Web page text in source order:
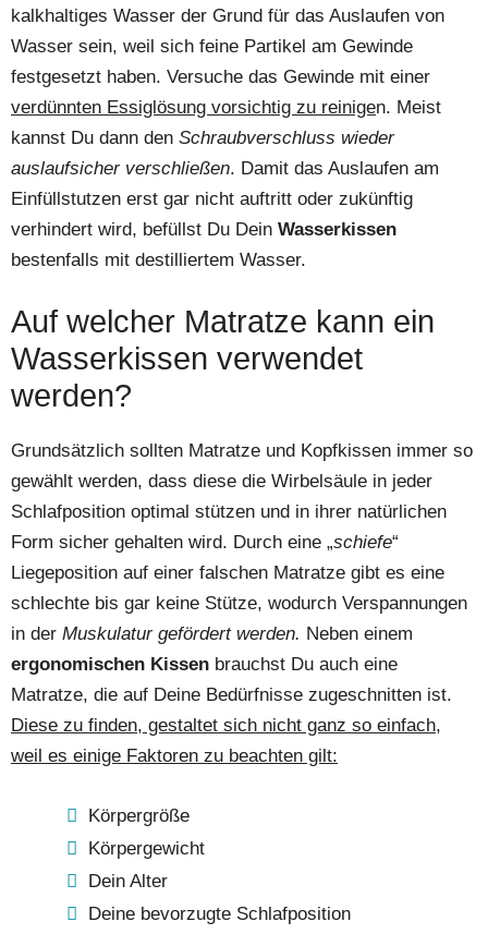
kalkhaltiges Wasser der Grund für das Auslaufen von
Wasser sein, weil sich feine Partikel am Gewinde
festgesetzt haben. Versuche das Gewinde mit einer
verdünnten Essiglösung vorsichtig zu reinigen. Meist
kannst Du dann den Schraubverschluss wieder
auslaufsicher verschließen. Damit das Auslaufen am
Einfüllstutzen erst gar nicht auftritt oder zukünftig
verhindert wird, befüllst Du Dein Wasserkissen
bestenfalls mit destilliertem Wasser.
Auf welcher Matratze kann ein
Wasserkissen verwendet
werden?
Grundsätzlich sollten Matratze und Kopfkissen immer so
gewählt werden, dass diese die Wirbelsäule in jeder
Schlafposition optimal stützen und in ihrer natürlichen
Form sicher gehalten wird. Durch eine „schiefe“
Liegeposition auf einer falschen Matratze gibt es eine
schlechte bis gar keine Stütze, wodurch Verspannungen
in der Muskulatur gefördert werden. Neben einem
ergonomischen Kissen brauchst Du auch eine
Matratze, die auf Deine Bedürfnisse zugeschnitten ist.
Diese zu finden, gestaltet sich nicht ganz so einfach,
weil es einige Faktoren zu beachten gilt:
Körpergröße
Körpergewicht
Dein Alter
Deine bevorzugte Schlafposition